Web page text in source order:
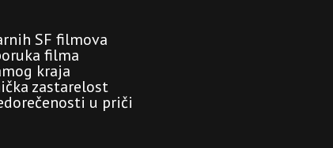
SF filmova
filma
kraja
zastarelost
u priči